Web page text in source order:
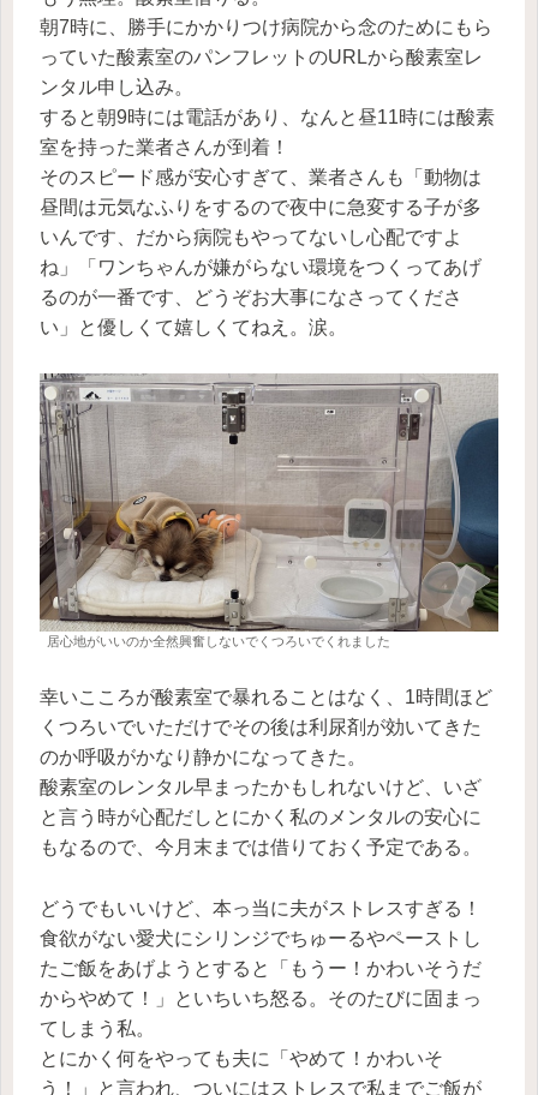
朝7時に、勝手にかかりつけ病院から念のためにもら
っていた酸素室のパンフレットのURLから酸素室レ
ンタル申し込み。
すると朝9時には電話があり、なんと昼11時には酸素
室を持った業者さんが到着！
そのスピード感が安心すぎて、業者さんも「動物は
昼間は元気なふりをするので夜中に急変する子が多
いんです、だから病院もやってないし心配ですよ
ね」「ワンちゃんが嫌がらない環境をつくってあげ
るのが一番です、どうぞお大事になさってくださ
い」と優しくて嬉しくてねえ。涙。
居心地がいいのか全然興奮しないでくつろいでくれました
幸いこころが酸素室で暴れることはなく、1時間ほど
くつろいでいただけでその後は利尿剤が効いてきた
のか呼吸がかなり静かになってきた。
酸素室のレンタル早まったかもしれないけど、いざ
と言う時が心配だしとにかく私のメンタルの安心に
もなるので、今月末までは借りておく予定である。
どうでもいいけど、本っ当に夫がストレスすぎる！
食欲がない愛犬にシリンジでちゅーるやペーストし
たご飯をあげようとすると「もうー！かわいそうだ
からやめて！」といちいち怒る。そのたびに固まっ
てしまう私。
とにかく何をやっても夫に「やめて！かわいそ
う！」と言われ、ついにはストレスで私までご飯が